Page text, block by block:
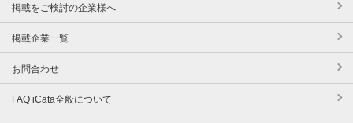
掲載をご検討の企業様へ
掲載企業一覧
お問合わせ
FAQ iCata全般について